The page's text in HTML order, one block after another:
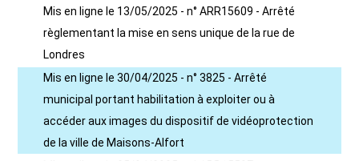
Mis en ligne le 13/05/2025 - n° ARR15609 - Arrêté
règlementant la mise en sens unique de la rue de
Londres
Mis en ligne le 30/04/2025 - n° 3825 - Arrêté
municipal portant habilitation à exploiter ou à
accéder aux images du dispositif de vidéoprotection
de la ville de Maisons-Alfort